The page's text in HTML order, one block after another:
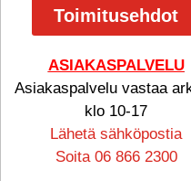
Toimitusehdot
ASIAKASPALVELU
Asiakaspalvelu vastaa
klo 10-17
Lähetä sähköpostia
Soita 06 866 2300